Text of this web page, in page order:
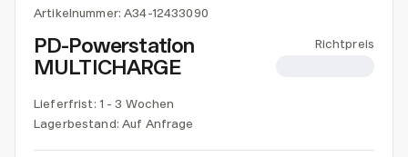
Artikelnummer:A34-12433090
PD-Powerstation
MULTICHARGE
Richtpreis
Lieferfrist: 1 - 3 Wochen
Lagerbestand: Auf Anfrage